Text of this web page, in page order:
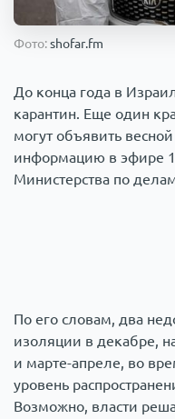
Происшествия
Фото:shofar.fm
До конца года в
карантин. Еще один
могут объявить
информацию в эфире
Министерства по
По его словам, два
изоляции в декабре,
и марте-апреле, во
уровень
Возможно, власти